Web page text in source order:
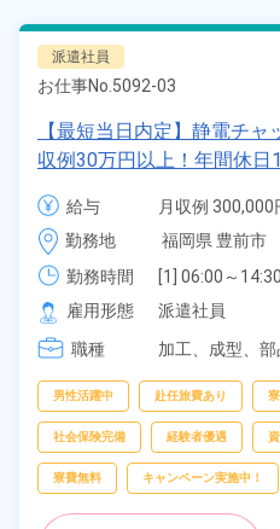
派遣社員
お仕事No. 5092-03
【最短当日内定】静電チ
収例30万円以上！年間休
ベート充実★作業着無償貸
完備で働きやすい★無料駐
市》
給与
月収例
時給 1,500円～
勤務地
福岡県 豊前市
勤務時間
[1] 06:00～14:30
[2] 14:20～22:50
[3] 22:05～06:20
[4] 08:30～
雇用形態
派遣社員
職種
加工、 成型、 部
男性活躍中 赴任旅費あり
社会保険完備 経験者優遇
寮費無料 キャンペーン実施中！